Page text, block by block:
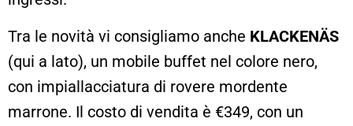
Tra le novità vi consigliamo anche KLACKENÄS
(qui a lato), un mobile buffet nel colore nero,
con impiallacciatura di rovere mordente
marrone. Il costo di vendita è €349, con un